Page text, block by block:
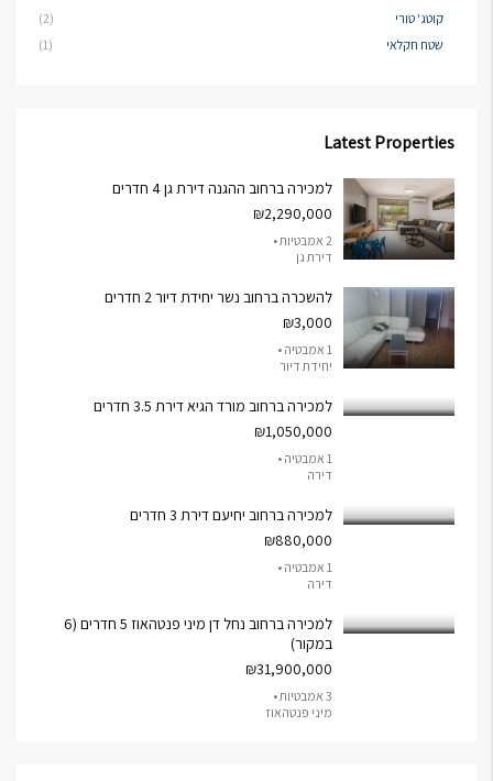
קוטג' טורי
(2)
שטח חקלאי
(1)
Latest Properties
למכירה ברחוב ההגנה דירת גן 4 חדרים
₪2,290,000
2 אמבטיות •
דירת גן
להשכרה ברחוב נשר יחידת דיור 2 חדרים
₪3,000
1 אמבטיה •
יחידת דיור
למכירה ברחוב מורד הגיא דירת 3.5 חדרים
₪1,050,000
1 אמבטיה •
דירה
למכירה ברחוב יחיעם דירת 3 חדרים
₪880,000
1 אמבטיה •
דירה
למכירה ברחוב נחל דן מיני פנטהאוז 5 חדרים (6
במקור)
₪31,900,000
3 אמבטיות •
מיני פנטהאוז